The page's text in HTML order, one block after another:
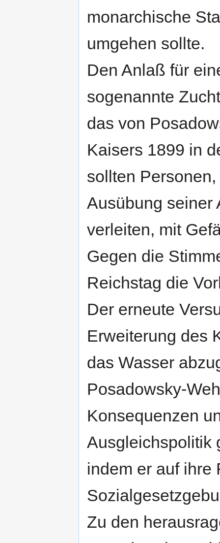
monarchische
umgehen sollte.
Den Anlaß für
sogenannte
das von
Kaisers 1899 in
sollten
Ausübung seiner
verleiten, mit
Gegen die
Reichstag die
Der erneute
Erweiterung des
das Wasser
Posadowsky-
Konsequenzen
Ausgleichspolitik
indem er auf ihre
Zu den